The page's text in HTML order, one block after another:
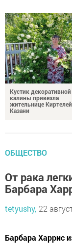
Кустик декоративной
калины привезла
жительнице
Казани
ОБЩЕСТВО
От рака
Барбара
tetyushy, 22
Барбара Харрис